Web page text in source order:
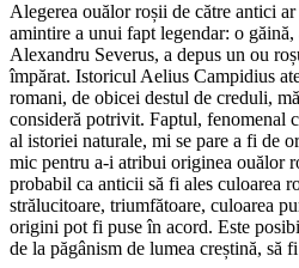
Alegerea ouălor roșii de către antici
amintire a unui fapt legendar: o
Alexandru Severus, a depus un ou
împărat. Istoricul Aelius Campidius
romani, de obicei destul de creduli,
consideră potrivit. Faptul, fenomenal
al istoriei naturale, mi se pare a fi de
mic pentru a-i atribui originea ouălor
probabil ca anticii să fi ales culoarea
strălucitoare, triumfătoare, culoarea
origini pot fi puse în acord. Este
de la păgânism de lumea creștină, să